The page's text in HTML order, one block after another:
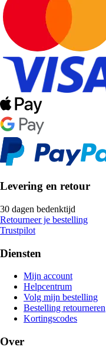
Levering en retour
30 dagen bedenktijd
Retourneer je bestelling
Trustpilot
Diensten
Mijn account
Helpcentrum
Volg mijn bestelling
Bestelling retourneren
Kortingscodes
Over